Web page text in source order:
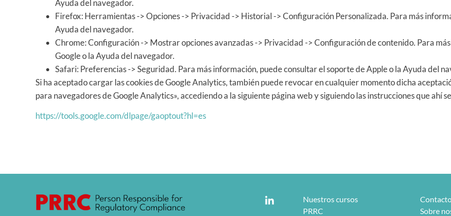
Ayuda del navegador.
Firefox: Herramientas -> Opciones -> Privacidad -> Historial -> Configuración Personalizada. Para más
Ayuda del navegador.
Chrome: Configuración -> Mostrar opciones avanzadas -> Privacidad -> Configuración de contenido. Para
Google o la Ayuda del navegador.
Safari: Preferencias -> Seguridad. Para más información, puede consultar el soporte de Apple o la Ayuda del
Si ha aceptado cargar las cookies de Google Analytics, también puede revocar en cualquier momento dicha
para navegadores de Google Analytics», accediendo a la siguiente página web y siguiendo las instrucciones que ahí
https://tools.google.com/dlpage/gaoptout?hl=es
Nuestros cursos
PRRC
Sobre